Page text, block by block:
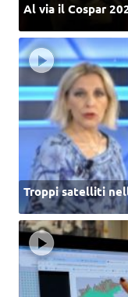
Al via il Cospar
Troppi satelliti